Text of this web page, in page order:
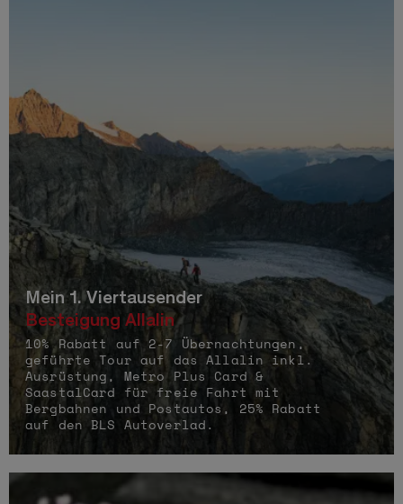
Mein 1. Viertausender
Besteigung Allalin
10% Rabatt auf 2-7 Übernachtungen,
geführte Tour auf das Allalin inkl.
Ausrüstung, Metro Plus Card &
SaastalCard für freie Fahrt mit
Bergbahnen und Postautos, 25% Rabatt
auf den BLS Autoverlad.